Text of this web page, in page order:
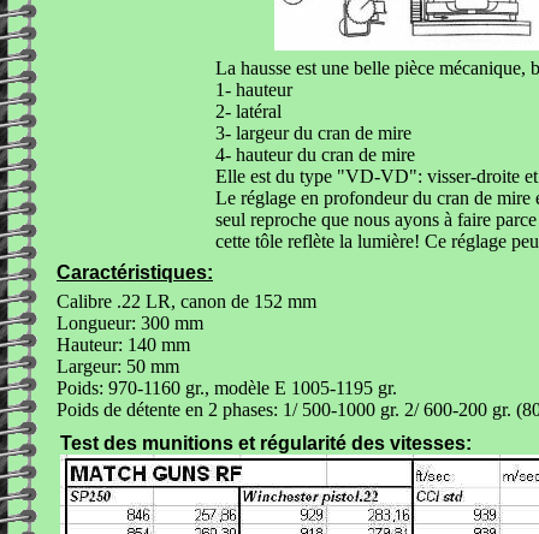
La hausse est une belle pièce mécanique,
1- hauteur
2- latéral
3- largeur du cran de mire
4- hauteur du cran de mire
Elle est du type "VD-VD": visser-droite
Le réglage en profondeur du cran de mire
seul reproche que nous ayons à faire
cette tôle reflète la lumière! Ce réglage
Caractéristiques:
Calibre .22 LR, canon de 152 mm
Longueur: 300 mm
Hauteur: 140 mm
Largeur: 50 mm
Poids: 970-1160 gr., modèle E 1005-1195 gr.
Poids de détente en 2 phases: 1/ 500-1000 gr. 2/ 600-200 gr.
Test des munitions et régularité des vitesses: